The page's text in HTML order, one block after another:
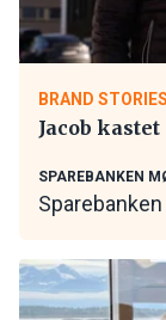
BRAND STORIES
Jacob
SPAREBANKEN